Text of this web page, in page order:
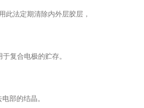
法定期清除内外层胶层，
复合电极的贮存。
部的结晶。